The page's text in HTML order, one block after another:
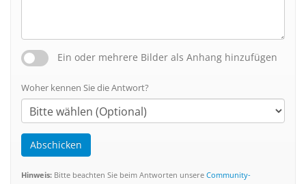
Ein oder mehrere Bilder als Anhang hinzufügen
Woher kennen Sie die Antwort?
Abschicken
Hinweis: Bitte beachten Sie beim Antworten unsere Community-